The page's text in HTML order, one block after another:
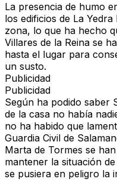
La presencia de humo
los edificios de La
zona, lo que ha hecho
Villares de la Reina se
hasta el lugar para
un susto.
Publicidad
Publicidad
Según ha podido saber
de la casa no había
no ha habido que
Guardia Civil de
Marta de Tormes se
mantener la situación
se pusiera en peligro la